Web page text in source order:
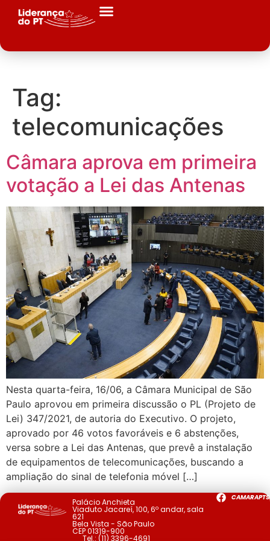
Tag:
telecomunicações
Câmara aprova em primeira
votação a Lei das Antenas
Nesta quarta-feira, 16/06, a Câmara Municipal de São
Paulo aprovou em primeira discussão o PL (Projeto de
Lei) 347/2021, de autoria do Executivo. O projeto,
aprovado por 46 votos favoráveis e 6 abstenções,
versa sobre a Lei das Antenas, que prevê a instalação
de equipamentos de telecomunicações, buscando a
ampliação do sinal de telefonia móvel […]
Palácio Anchieta
Viaduto Jacareí, 100, 6º andar, sala
621
Bela Vista - São Paulo
CEP 01319-900
Tel.: (11) 3396-4691